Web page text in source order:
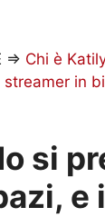
Chi è
in
si
e